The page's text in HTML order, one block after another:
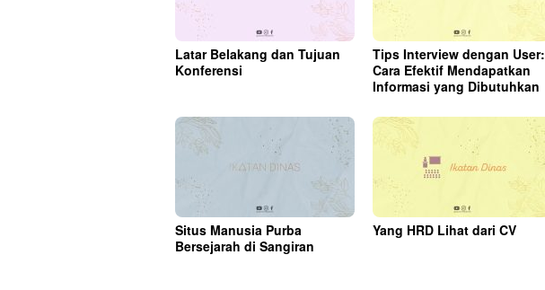
Latar Belakang dan Tujuan
Konferensi
Tips Interview dengan User:
Cara Efektif Mendapatkan
Informasi yang Dibutuhkan
Situs Manusia Purba
Bersejarah di Sangiran
Yang HRD Lihat dari CV